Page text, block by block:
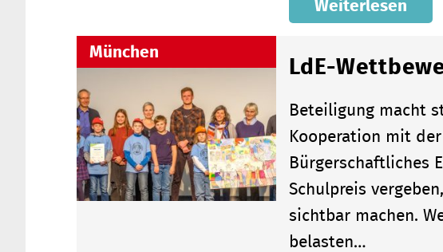
Weiterlesen
München
LdE-
Beteiligung macht
Kooperation mit
Bürgerschaftliches
Schulpreis
sichtbar machen.
belasten…